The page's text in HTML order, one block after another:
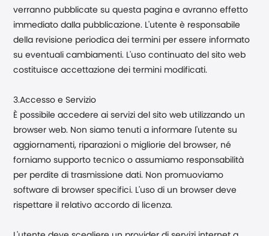
verranno pubblicate su questa pagina e avranno effetto
immediato dalla pubblicazione. L'utente è responsabile
della revisione periodica dei termini per essere informato
su eventuali cambiamenti. L'uso continuato del sito web
costituisce accettazione dei termini modificati.
3.Accesso e Servizio
È possibile accedere ai servizi del sito web utilizzando un
browser web. Non siamo tenuti a informare l'utente su
aggiornamenti, riparazioni o migliorie del browser, né
forniamo supporto tecnico o assumiamo responsabilità
per perdite di trasmissione dati. Non promuoviamo
software di browser specifici. L'uso di un browser deve
rispettare il relativo accordo di licenza.